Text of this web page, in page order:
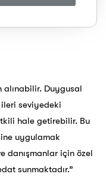
alınabilir. Duygusal
ileri seviyedeki
hale getirebilir. Bu
uygulamak
danışmanlar için özel
sunmaktadır.”